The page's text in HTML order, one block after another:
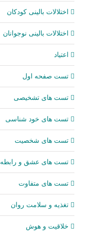
اختلالات بالینی کودکان
اختلالات بالینی نوجوانان
اعتیاد
تست صفحه اول
تست های تشخیصی
تست های خود شناسی
تست های شخصیت
تست های عشق و رابطه
تست های متفاوت
تغذیه و سلامت روان
خلاقیت و هوش